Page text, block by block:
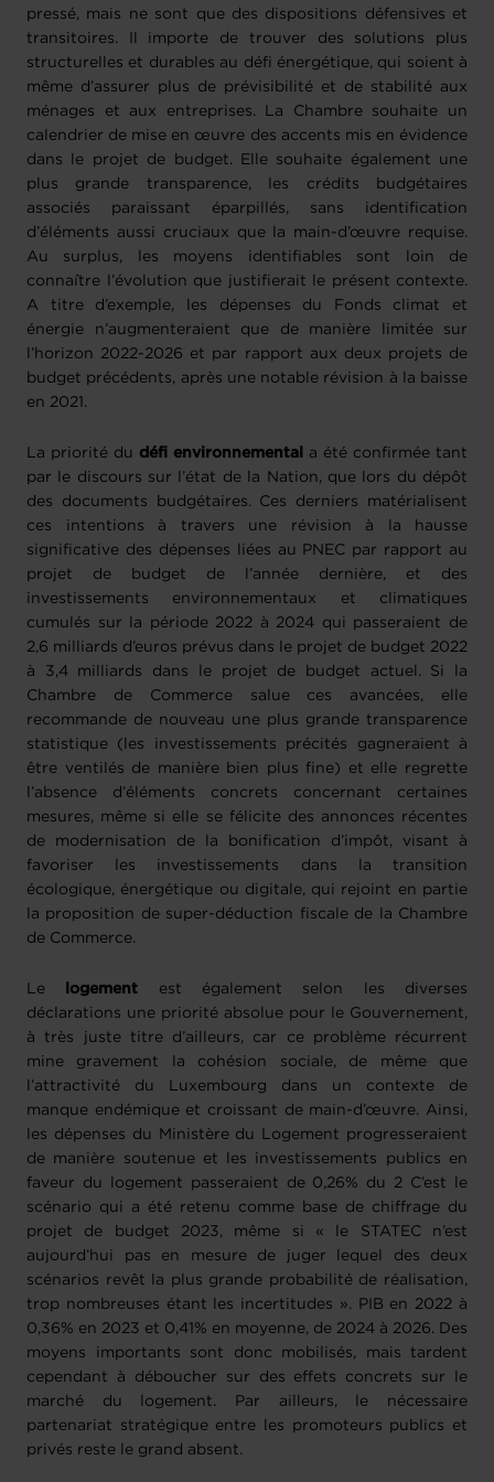
pressé, mais ne sont que des dispositions défensives et
transitoires. Il importe de trouver des solutions plus
structurelles et durables au défi énergétique, qui soient à
même d’assurer plus de prévisibilité et de stabilité aux
ménages et aux entreprises. La Chambre souhaite un
calendrier de mise en œuvre des accents mis en évidence
dans le projet de budget. Elle souhaite également une
plus grande transparence, les crédits budgétaires
associés paraissant éparpillés, sans identification
d’éléments aussi cruciaux que la main-d’œuvre requise.
Au surplus, les moyens identifiables sont loin de
connaître l’évolution que justifierait le présent contexte.
A titre d’exemple, les dépenses du Fonds climat et
énergie n’augmenteraient que de manière limitée sur
l’horizon 2022-2026 et par rapport aux deux projets de
budget précédents, après une notable révision à la baisse
en 2021.
La priorité du défi environnemental
a été confirmée tant
par le discours sur l’état de la Nation, que lors du dépôt
des documents budgétaires. Ces derniers matérialisent
ces intentions à travers une révision à la hausse
significative des dépenses liées au PNEC par rapport au
projet de budget de l’année dernière, et des
investissements environnementaux et climatiques
cumulés sur la période 2022 à 2024 qui passeraient de
2,6 milliards d’euros prévus dans le projet de budget 2022
à 3,4 milliards dans le projet de budget actuel. Si la
Chambre de Commerce salue ces avancées, elle
recommande de nouveau une plus grande transparence
statistique (les investissements précités gagneraient à
être ventilés de manière bien plus fine) et elle regrette
l’absence d’éléments concrets concernant certaines
mesures, même si elle se félicite des annonces récentes
de modernisation de la bonification d’impôt, visant à
favoriser les investissements dans la transition
écologique, énergétique ou digitale, qui rejoint en partie
la proposition de super-déduction fiscale de la Chambre
de Commerce.
Le logement est également selon les diverses
déclarations une priorité absolue pour le Gouvernement,
à très juste titre d’ailleurs, car ce problème récurrent
mine gravement la cohésion sociale, de même que
l’attractivité du Luxembourg dans un contexte de
manque endémique et croissant de main-d’œuvre. Ainsi,
les dépenses du Ministère du Logement progresseraient
de manière soutenue et les investissements publics en
faveur du logement passeraient de 0,26% du 2 C’est le
scénario qui a été retenu comme base de chiffrage du
projet de budget 2023, même si « le STATEC n’est
aujourd’hui pas en mesure de juger lequel des deux
scénarios revêt la plus grande probabilité de réalisation,
trop nombreuses étant les incertitudes ». PIB en 2022 à
0,36% en 2023 et 0,41% en moyenne, de 2024 à 2026. Des
moyens importants sont donc mobilisés, mais tardent
cependant à déboucher sur des effets concrets sur le
marché du logement. Par ailleurs, le nécessaire
partenariat stratégique entre les promoteurs publics et
privés reste le grand absent.